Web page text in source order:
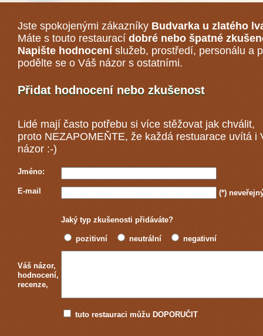
Jste spokojenými zákazníky Budvarka u zlatého
Máte s touto restaurací dobré nebo špatné
Napište hodnocení služeb, prostředí, personálu a
podělte se o Váš názor s ostatními.
Přidat hodnocení nebo zkušenost
Lidé mají často potřebu si více stěžovat jak chválit,
proto NEZAPOMEŇTE, že každá restuarace uvítá i
názor :-)
Jméno:
E-mail (*)
Jaký typ zkušenosti přidáváte?
pozitivní neutrální negativní
Váš názor,
hodnocení,
recenze,
tuto restauraci můžu DOPORUČIT